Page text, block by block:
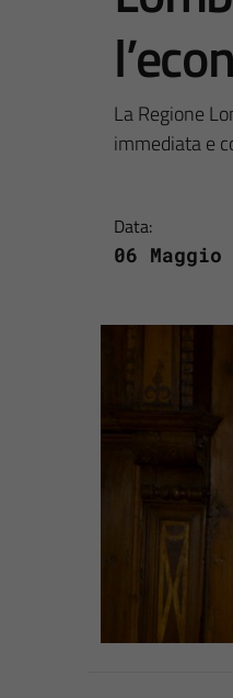
La Regione
immediata e
Data:
06 Maggio